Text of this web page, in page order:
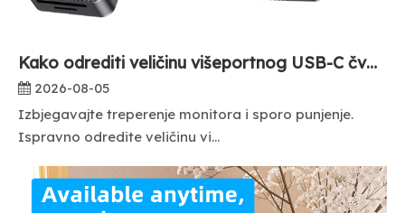
Kako odrediti veličinu višeportnog USB-C čvorišta za radne stanice prijenosnih računala?
2026-08-05
Izbjegavajte treperenje monitora i sporo punjenje.
Ispravno odredite veličinu vi...